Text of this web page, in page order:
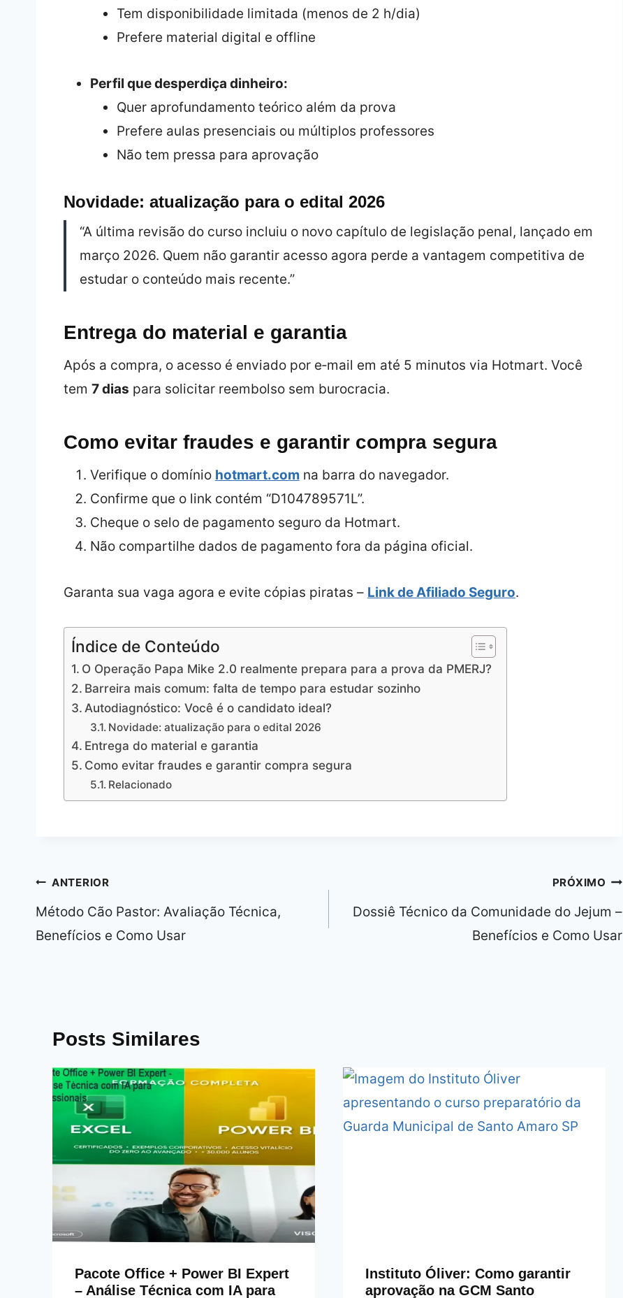
Tem disponibilidade limitada (menos de 2 h/dia)
Prefere material digital e offline
Perfil que desperdiça dinheiro:
Quer aprofundamento teórico além da prova
Prefere aulas presenciais ou múltiplos professores
Não tem pressa para aprovação
Novidade: atualização para o edital 2026
“A última revisão do curso incluiu o novo capítulo de legislação penal, lançado em
março 2026. Quem não garantir acesso agora perde a vantagem competitiva de
estudar o conteúdo mais recente.”
Entrega do material e garantia
Após a compra, o acesso é enviado por e‑mail em até 5 minutos via Hotmart. Você
tem 7 dias para solicitar reembolso sem burocracia.
Como evitar fraudes e garantir compra segura
Verifique o domínio hotmart.comna barra do navegador.
Confirme que o link contém “D104789571L”.
Cheque o selo de pagamento seguro da Hotmart.
Não compartilhe dados de pagamento fora da página oficial.
Garanta sua vaga agora e evite cópias piratas – Link de Afiliado Seguro.
Índice de Conteúdo
O Operação Papa Mike 2.0 realmente prepara para a prova da PMERJ?
Barreira mais comum: falta de tempo para estudar sozinho
Autodiagnóstico: Você é o candidato ideal?
Novidade: atualização para o edital 2026
Entrega do material e garantia
Como evitar fraudes e garantir compra segura
Relacionado
Navegação
de
Post
ANTERIOR
Método Cão Pastor: Avaliação Técnica,
Benefícios e Como Usar
PRÓXIMO
Dossiê Técnico da Comunidade do Jejum –
Benefícios e Como Usar
Posts Similares
Pacote Office + Power BI Expert
– Análise Técnica com IA para
Instituto Óliver: Como garantir
aprovação na GCM Santo